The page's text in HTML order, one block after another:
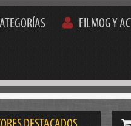
FILMOG Y